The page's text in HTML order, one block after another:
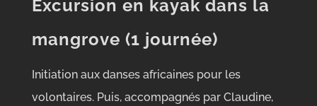
Excursion en kayak dans la
mangrove (1 journée)
Initiation aux danses africaines pour les
volontaires. Puis, accompagnés par Claudine,